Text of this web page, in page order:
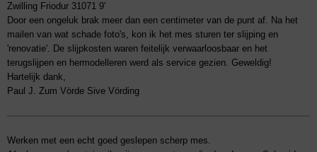
Zwilling Friodur 31071 9'
Door een ongeluk brak meer dan een centimeter van de punt af. Na het
mailen van wat schade foto's, kon ik het mes sturen ter slijping en
'renovatie'. De slijpkosten waren feitelijk verwaarloosbaar en het
terugslijpen en hermodelleren werd als service gezien. Geweldig!
Hartelijk dank,
Paul J. Zum Vörde Sive Vörding
Werken met een echt goed geslepen scherp mes.